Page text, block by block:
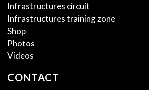
Infrastructures circuit
Infrastructures training zone
Shop
Photos
Videos
CONTACT